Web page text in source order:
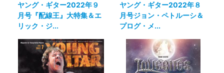
ヤング・ギター2022年９
月号『配線王』大特集＆エ
リック・ジ...
ヤング・ギター2022年８
月号ジョン・ペトルーシ＆
プログ・メ...